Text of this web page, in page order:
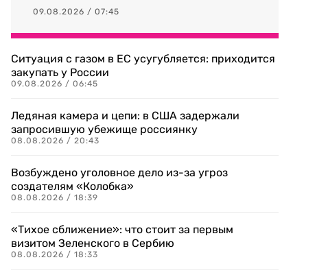
09.08.2026 / 07:45
Ситуация с газом в ЕС усугубляется: приходится
закупать у России
09.08.2026 / 06:45
Ледяная камера и цепи: в США задержали
запросившую убежище россиянку
08.08.2026 / 20:43
Возбуждено уголовное дело из-за угроз
создателям «Колобка»
08.08.2026 / 18:39
«Тихое сближение»: что стоит за первым
визитом Зеленского в Сербию
08.08.2026 / 18:33